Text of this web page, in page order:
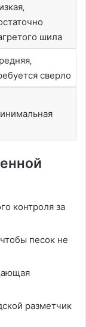
шила
сверло
контроля за
песок не
разметчик